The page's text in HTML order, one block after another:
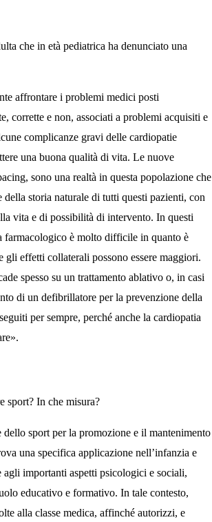
che in età pediatrica ha denunciato una
affrontare i problemi medici posti
corrette e non, associati a problemi acquisiti e
complicanze gravi delle cardiopatie
una buona qualità di vita. Le nuove
sono una realtà in questa popolazione che
della storia naturale di tutti questi pazienti, con
vita e di possibilità di intervento. In questi
farmacologico è molto difficile in quanto è
gli effetti collaterali possono essere maggiori.
spesso su un trattamento ablativo o, in casi
di un defibrillatore per la prevenzione della
per sempre, perché anche la cardiopatia
sport? In che misura?
sport per la promozione e il mantenimento
una specifica applicazione nell’infanzia e
agli importanti aspetti psicologici e sociali,
educativo e formativo. In tale contesto,
alla classe medica, affinché autorizzi, e